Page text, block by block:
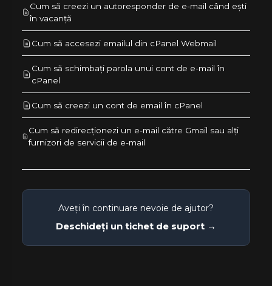
Cum să creezi un autoresponder de e-mail când ești
în vacanță
Cum să accesezi emailul din cPanel Webmail
Cum să schimbați parola unui cont de e-mail în
cPanel
Cum să creezi un cont de email în cPanel
Cum să redirecționezi un e-mail către Gmail sau alți
furnizori de servicii de e-mail
Aveți în continuare nevoie de ajutor?
Deschideți un tichet de suport →